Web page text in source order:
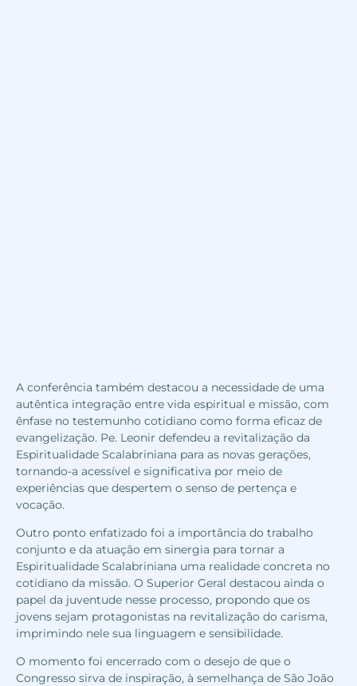
A conferência também destacou a necessidade de uma
autêntica integração entre vida espiritual e missão, com
ênfase no testemunho cotidiano como forma eficaz de
evangelização. Pe. Leonir defendeu a revitalização da
Espiritualidade Scalabriniana para as novas gerações,
tornando-a acessível e significativa por meio de
experiências que despertem o senso de pertença e
vocação.
Outro ponto enfatizado foi a importância do trabalho
conjunto e da atuação em sinergia para tornar a
Espiritualidade Scalabriniana uma realidade concreta no
cotidiano da missão. O Superior Geral destacou ainda o
papel da juventude nesse processo, propondo que os
jovens sejam protagonistas na revitalização do carisma,
imprimindo nele sua linguagem e sensibilidade.
O momento foi encerrado com o desejo de que o
Congresso sirva de inspiração, à semelhança de São João